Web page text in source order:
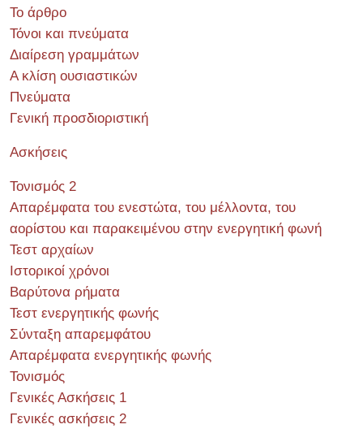
Το άρθρο
Τόνοι και πνεύματα
Διαίρεση γραμμάτων
Α κλίση ουσιαστικών
Πνεύματα
Γενική προσδιοριστική
Ασκήσεις
Τονισμός 2
Απαρέμφατα του ενεστώτα, του μέλλοντα, του
αορίστου και παρακειμένου στην ενεργητική φωνή
Τεστ αρχαίων
Ιστορικοί χρόνοι
Βαρύτονα ρήματα
Τεστ ενεργητικής φωνής
Σύνταξη απαρεμφάτου
Απαρέμφατα ενεργητικής φωνής
Τονισμός
Γενικές Ασκήσεις 1
Γενικές ασκήσεις 2